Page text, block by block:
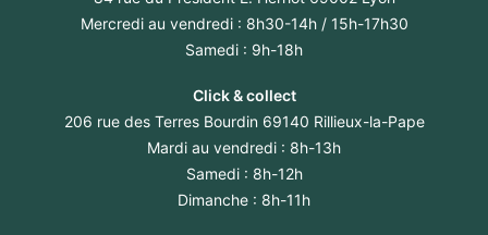
Mercredi au vendredi : 8h30-14h / 15h-17h30
Samedi : 9h-18h
Click & collect
206 rue des Terres Bourdin 69140 Rillieux-la-Pape
Mardi au vendredi : 8h-13h
Samedi : 8h-12h
Dimanche : 8h-11h